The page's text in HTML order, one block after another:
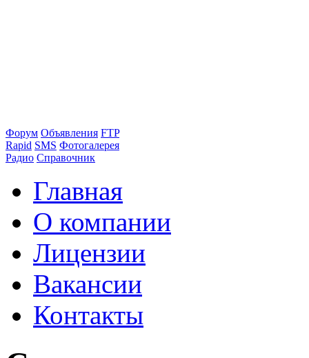
Форум Объявления FTP
Rapid SMS Фотогалерея
Радио Справочник
Главная
О компании
Лицензии
Вакансии
Контакты